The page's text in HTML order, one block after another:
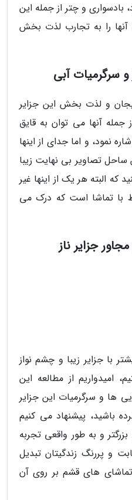
بادسواری و چتر از جمله این
را به تجارب لذت بخش
و لذت بخش این جزایر
جمله آنها می توان به قایق
نمود، و اما جدای از اینها
تصاویر بی نهایت زیبا
البته هر یک از اینها غیر
با تماشا است که درک می
جزایر ناز
با جزایر زیبا و چشم نواز
امیدواریم از مطالعه این
ها و سرگرمیات این جزایر
باشید، پیشنهاد می کنیم
و به طور واقعی تجربه
و پررنگ زندگیتان تبدیل
تماشای های قشم بر روی آن